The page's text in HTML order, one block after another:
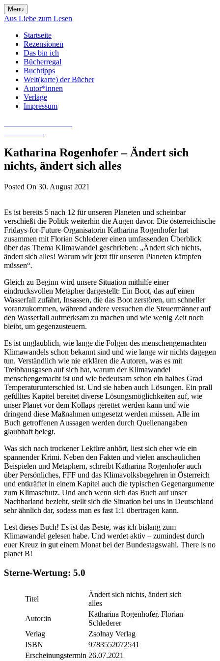
Skip
to
Menu
Aus Liebe zum Lesen
Startseite
Rezensionen
Das bin ich
Bücherregal
Buchtipps
Welt(karte) der Bücher
Autor*innen
Verlage
Impressum
Katharina Rogenhofer – Ändert sich
nichts, ändert sich alles
Posted On 30. August 2021
Es ist bereits 5 nach 12 für unseren Planeten und scheinbar
verschießt die Politik weiterhin die Augen davor. Die österreichische
Fridays-for-Future-Organisatorin Katharina Rogenhofer hat
zusammen mit Florian Schlederer einen umfassenden Überblick
über das Thema Klimawandel geschrieben: „Ändert sich nichts,
ändert sich alles! Warum wir jetzt für unseren Planeten kämpfen
müssen“.
Gleich zu Beginn wird unsere Situation mithilfe einer
eindrucksvollen Metapher dargestellt: Ein Boot, das auf einen
Wasserfall zufährt, Insassen, die das Boot zerstören, um schneller
voranzukommen, während andere versuchen die Steuermänner auf
den Wasserfall aufmerksam zu machen und wie wenig Zeit noch
bleibt, um gegenzusteuern.
Es ist unglaublich, wie lange die Folgen des menschengemachten
Klimawandels schon bekannt sind und wie lange wir nichts dagegen
tun. Verständlich wie nie erklären die Autoren, was es mit
Treibhausgasen auf sich hat, warum der Klimawandel
menschengemacht ist und wie bedeutsam schon ein halbes Grad
Temperaturunterschied ist. Und sie haben auch Lösungen. Ein prall
gefülltes Kapitel bereitet diverse Lösungsmöglichkeiten auf, wie
unser Planet vor dem Kollaps gerettet werden kann und wie
dringend diese Maßnahmen umgesetzt werden müssen. Alle im
Buch getroffenen Aussagen werden durch Quellenangaben
glaubhaft belegt.
Was sich nach trockener Lektüre anhört, liest sich eher wie ein
spannender Krimi. Neben den Fakten und vielen anschaulichen
Beispielen und Metaphern, schreibt Katharina Rogenhofer auch
über Persönliches, FFF und das Klimavolksbegehren in Österreich
und entkräftet in einem Kapitel auch die typischen Gegenargumente
zum Klimaschutz. Und auch wenn sich das Buch auf unser
Nachbarland bezieht, stellt sich die Situation bei uns in Deutschland
sehr ähnlich dar, sodass man es fast 1:1 übertragen kann.
Lest dieses Buch! Es ist das Beste, was ich bislang zum
Klimawandel gelesen habe. Und werdet aktiv – zumindest durch
euer Kreuz in gut einem Monat bei der Bundestagswahl. There is no
planet B!
Sterne-Wertung: 5.0
Titel
Ändert sich nichts, ändert sich
alles
Autor:in
Katharina Rogenhofer, Florian
Schlederer
Verlag
Zsolnay Verlag
ISBN
9783552072541
Erscheinungstermin 26.07.2021